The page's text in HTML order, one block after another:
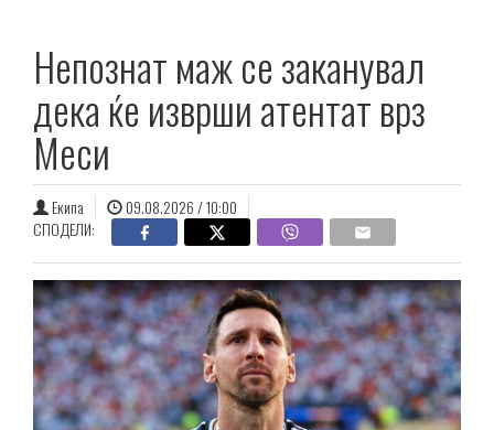
Непознат маж се заканувал
дека ќе изврши атентат врз
Меси
Екипа
09.08.2026 / 10:00
СПОДЕЛИ: